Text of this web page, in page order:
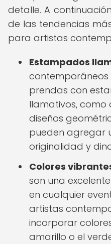
detalle. A
de las tendencias
para artistas
Estampados
prendas con
llamativos, como
diseños
pueden agregar
originalidad y
Colores
son una
en cualquier
artistas
incorporar
amarillo o el